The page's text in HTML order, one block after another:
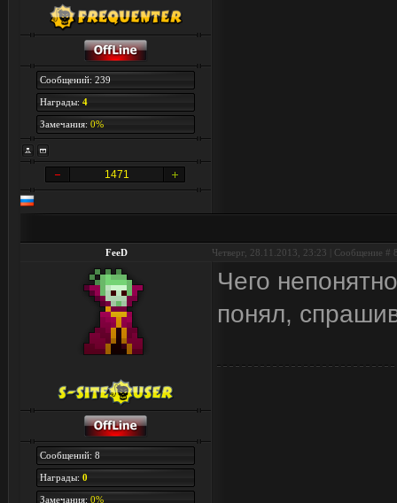
Сообщений: 239
Награды: 4
Замечания: 0%
1471
FeeD Четверг, 28.11.2013, 23:23 | Сообщение #
Сообщений: 8
Награды: 0
Замечания: 0%
Чего
понял,